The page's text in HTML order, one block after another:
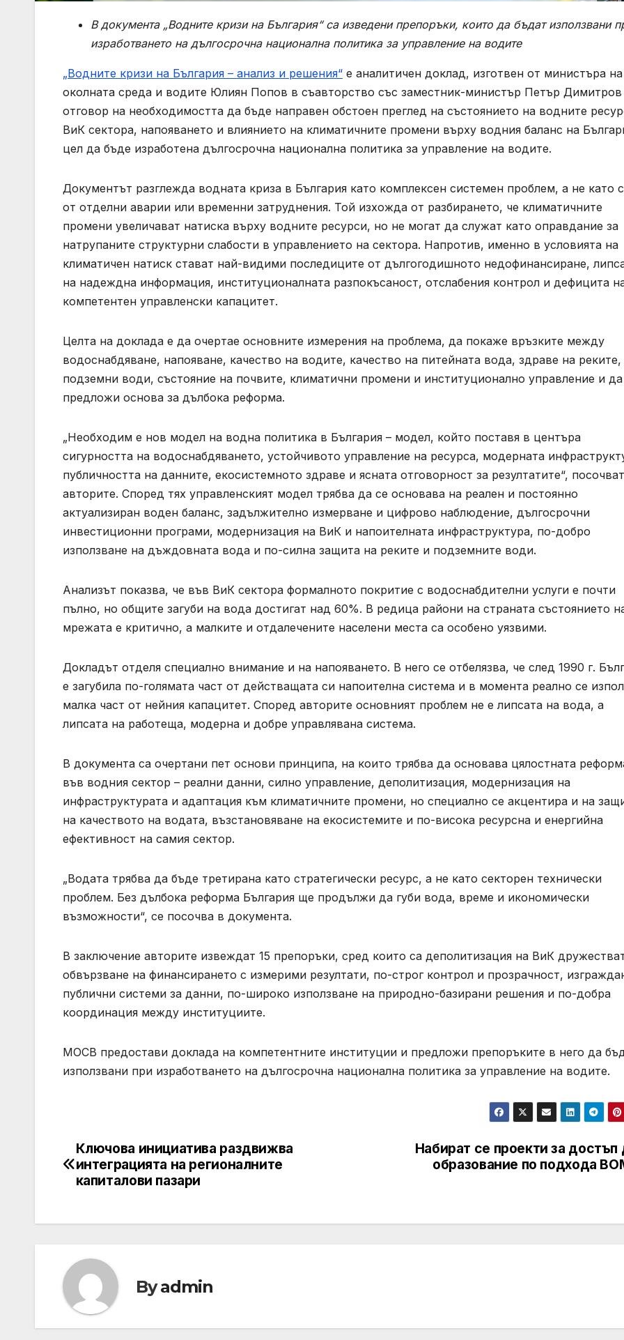
В документа „Водните кризи на България“ са изведени препоръки, които да бъдат използвани
изработването на дългосрочна национална политика за управление на водите
„Водните кризи на България – анализ и решения“ е аналитичен доклад, изготвен от министъра на
околната среда и водите Юлиян Попов в съавторство със заместник-министър Петър
отговор на необходимостта да бъде направен обстоен преглед на състоянието на водните
ВиК сектора, напояването и влиянието на климатичните промени върху водния баланс на
цел да бъде изработена дългосрочна национална политика за управление на водите.
Документът разглежда водната криза в България като комплексен системен проблем, а не като
от отделни аварии или временни затруднения. Той изхожда от разбирането, че климатичните
промени увеличават натиска върху водните ресурси, но не могат да служат като оправдание за
натрупаните структурни слабости в управлението на сектора. Напротив, именно в условията на
климатичен натиск стават най-видими последиците от дългогодишното недофинансиране,
на надеждна информация, институционалната разпокъсаност, отслабения контрол и дефицита
компетентен управленски капацитет.
Целта на доклада е да очертае основните измерения на проблема, да покаже връзките между
водоснабдяване, напояване, качество на водите, качество на питейната вода, здраве на реките,
подземни води, състояние на почвите, климатични промени и институционално управление и да
предложи основа за дълбока реформа.
„Необходим е нов модел на водна политика в България – модел, който поставя в центъра
сигурността на водоснабдяването, устойчивото управление на ресурса, модерната
публичността на данните, екосистемното здраве и ясната отговорност за резултатите“, посочват
авторите. Според тях управленският модел трябва да се основава на реален и постоянно
актуализиран воден баланс, задължително измерване и цифрово наблюдение, дългосрочни
инвестиционни програми, модернизация на ВиК и напоителната инфраструктура, по-добро
използване на дъждовната вода и по-силна защита на реките и подземните води.
Анализът показва, че във ВиК сектора формалното покритие с водоснабдителни услуги е почти
пълно, но общите загуби на вода достигат над 60%. В редица райони на страната състоянието
мрежата е критично, а малките и отдалечените населени места са особено уязвими.
Докладът отделя специално внимание и на напояването. В него се отбелязва, че след 1990 г.
е загубила по-голямата част от действащата си напоителна система и в момента реално се
малка част от нейния капацитет. Според авторите основният проблем не е липсата на вода, а
липсата на работеща, модерна и добре управлявана система.
В документа са очертани пет основи принципа, на които трябва да основава цялостната
във водния сектор – реални данни, силно управление, деполитизация, модернизация на
инфраструктурата и адаптация към климатичните промени, но специално се акцентира и на
на качеството на водата, възстановяване на екосистемите и по-висока ресурсна и енергийна
ефективност на самия сектор.
„Водата трябва да бъде третирана като стратегически ресурс, а не като секторен технически
проблем. Без дълбока реформа България ще продължи да губи вода, време и икономически
възможности“, се посочва в документа.
В заключение авторите извеждат 15 препоръки, сред които са деполитизация на ВиК
обвързване на финансирането с измерими резултати, по-строг контрол и прозрачност,
публични системи за данни, по-широко използване на природно-базирани решения и по-добра
координация между институциите.
МОСВ предостави доклада на компетентните институции и предложи препоръките в него да
използвани при изработването на дългосрочна национална политика за управление на водите.
Post
navigation
Набират се проекти за достъп
образование по подхода
Ключова инициатива раздвижва
интеграцията на регионалните
капиталови пазари
Byadmin